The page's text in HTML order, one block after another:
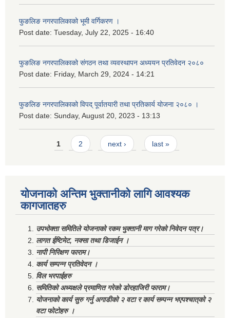
फुङलिङ नगरपालिकाको भूमी वर्गिकरण ।
Post date: Tuesday, July 22, 2025 - 16:40
फुङलिङ नगरपालिकाको संगठन तथा व्यवस्थापन अध्ययन प्रतिवेदन २०८०
Post date: Friday, March 29, 2024 - 14:21
फुङलिङ नगरपालिकाको विपद् पूर्वातयारी तथा प्रतिकार्य योजना २०८० ।
Post date: Sunday, August 20, 2023 - 13:13
Pages1 2 next › last »
योजनाको अन्तिम भुक्तानीको लागि आवश्यक
कागजातहरु
उपभोक्ता समितिले योजनाको रकम भुक्तानी माग गरेको निवेदन पत्र।
लागत ईष्टिमेट, नक्सा तथा डिजाईन ।
नापी निरिक्षण फाराम।
कार्य सम्पन्न प्रतिवेदन ।
विल भरपाईहरु
समितिको अध्यक्षले प्रमाणित गरेको डोरहाजिरी फाराम।
योजनाको कार्य सुरु गर्नु अगाडीको २ वटा र कार्य सम्पन्न भएपश्चात्‌को २
वटा फोटोहरु ।